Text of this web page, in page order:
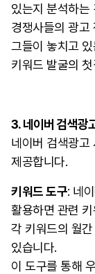
있는지 분석하는
경쟁사들의 광고
그들이 놓치고
키워드 발굴의
3. 네이버 검색광
네이버 검색광고
제공합니다.
키워드 도구: 네
활용하면 관련
각 키워드의 월
있습니다.
이 도구를 통해